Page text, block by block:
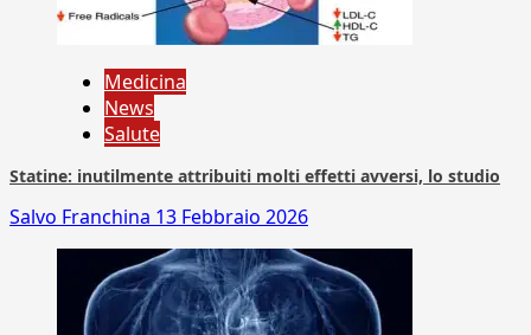
Medicina
News
Salute
Statine: inutilmente attribuiti molti effetti avversi, lo studio
Salvo Franchina 13 Febbraio 2026